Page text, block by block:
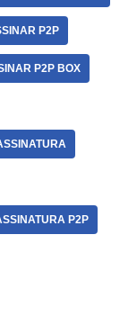
P2P
P2P BOX
P2P